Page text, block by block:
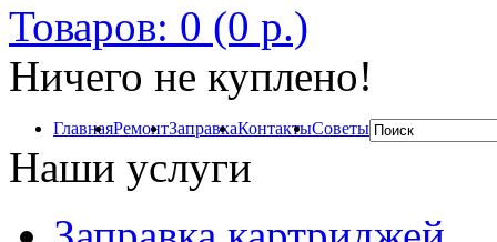
Товаров: 0 (0 р.)
Ничего не куплено!
ГлавнаяРемонтЗаправкаКонтактыСоветы
Наши услуги